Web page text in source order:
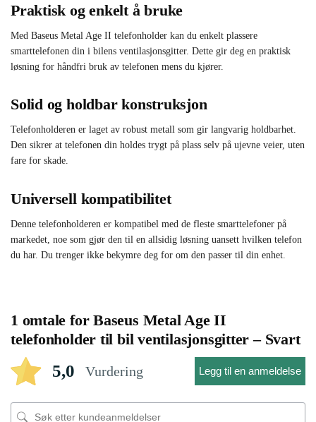
Praktisk og enkelt å bruke
Med Baseus Metal Age II telefonholder kan du enkelt plassere
smarttelefonen din i bilens ventilasjonsgitter. Dette gir deg en praktisk
løsning for håndfri bruk av telefonen mens du kjører.
Solid og holdbar konstruksjon
Telefonholderen er laget av robust metall som gir langvarig holdbarhet.
Den sikrer at telefonen din holdes trygt på plass selv på ujevne veier, uten
fare for skade.
Universell kompatibilitet
Denne telefonholderen er kompatibel med de fleste smarttelefoner på
markedet, noe som gjør den til en allsidig løsning uansett hvilken telefon
du har. Du trenger ikke bekymre deg for om den passer til din enhet.
1 omtale forBaseus Metal Age II
telefonholder til bil ventilasjonsgitter – Svart
5,0 Vurdering Legg til en anmeldelse